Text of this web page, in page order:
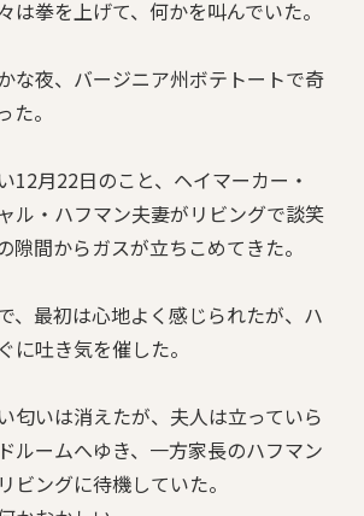
は拳を上げて、何かを叫んでいた。
な夜、バージニア州ボテトートで奇
。
12月22日のこと、ヘイマーカー・
ル・ハフマン夫妻がリビングで談笑
隙間からガスが立ちこめてきた。
、最初は心地よく感じられたが、ハ
に吐き気を催した。
匂いは消えたが、夫人は立っていら
ルームへゆき、一方家長のハフマン
ビングに待機していた。